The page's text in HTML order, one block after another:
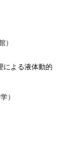
による液体動的
）